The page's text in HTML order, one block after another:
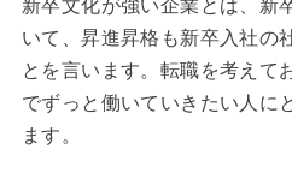
新卒文化が強い企業とは、新
いて、昇進昇格も新卒入社の
とを言います。転職を考えて
でずっと働いていきたい人に
ます。